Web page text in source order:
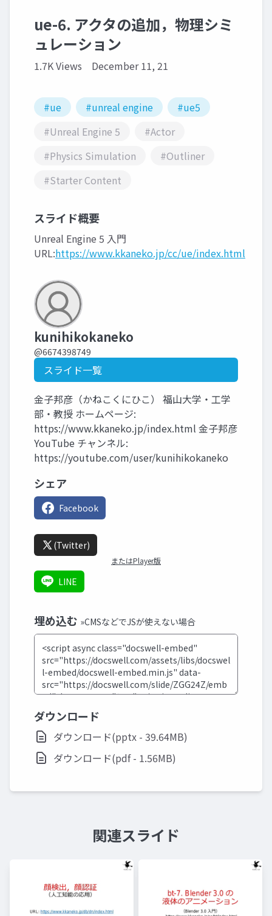
ue-6. アクタの追加，物理シミ
ュレーション
1.7K Views December 11, 21
#ue #unreal engine
#ue5
#Unreal Engine 5
#Actor
#Physics Simulation
#Outliner
#Starter Content
スライド概要
Unreal Engine 5 入門
URL:https://www.kkaneko.jp/cc/ue/index.html
kunihikokaneko
@6674398749
スライド一覧
金子邦彦（かねこくにひこ） 福山大学・工学
部・教授 ホームページ:
https://www.kkaneko.jp/index.html 金子邦彦
YouTube チャンネル:
https://youtube.com/user/kunihikokaneko
シェア
Facebook
(Twitter)
またはPlayer版
LINE
埋め込む »CMSなどでJSが使えない場合
ダウンロード
ダウンロード(pptx - 39.64MB)
ダウンロード(pdf - 1.56MB)
関連スライド